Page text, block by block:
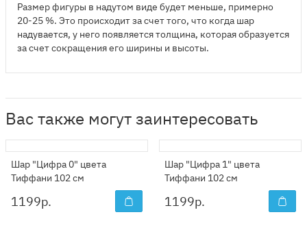
Размер фигуры в надутом виде будет меньше, примерно
20-25 %. Это происходит за счет того, что когда шар
надувается, у него появляется толщина, которая образуется
за счет сокращения его ширины и высоты.
Вас также могут заинтересовать
Шар "Цифра 0" цвета
Тиффани 102 см
1199р.
Шар "Цифра 1" цвета
Тиффани 102 см
1199р.